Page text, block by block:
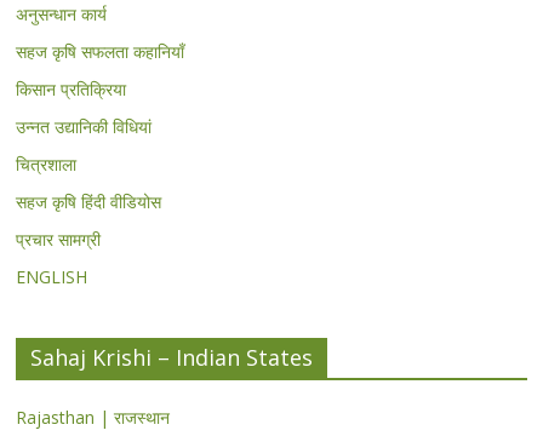
अनुसन्धान कार्य
सहज कृषि सफलता कहानियाँ
किसान प्रतिक्रिया
उन्नत उद्यानिकी विधियां
चित्रशाला
सहज कृषि हिंदी वीडियोस
प्रचार सामग्री
ENGLISH
Sahaj Krishi – Indian States
Rajasthan | राजस्थान